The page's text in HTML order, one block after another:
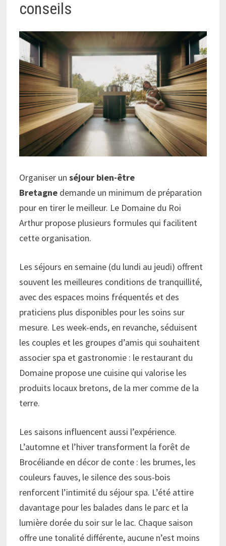
conseils
Organiser unséjour bien-être
Bretagne demande un minimum de préparation
pour en tirer le meilleur. Le Domaine du Roi
Arthur propose plusieurs formules qui facilitent
cette organisation.
Les séjours en semaine (du lundi au jeudi) offrent
souvent les meilleures conditions de tranquillité,
avec des espaces moins fréquentés et des
praticiens plus disponibles pour les soins sur
mesure. Les week-ends, en revanche, séduisent
les couples et les groupes d’amis qui souhaitent
associer spa et gastronomie : le restaurant du
Domaine propose une cuisine qui valorise les
produits locaux bretons, de la mer comme de la
terre.
Les saisons influencent aussi l’expérience.
L’automne et l’hiver transforment la forêt de
Brocéliande en décor de conte : les brumes, les
couleurs fauves, le silence des sous-bois
renforcent l’intimité du séjour spa. L’été attire
davantage pour les balades dans le parc et la
lumière dorée du soir sur le lac. Chaque saison
offre une tonalité différente, aucune n’est moins